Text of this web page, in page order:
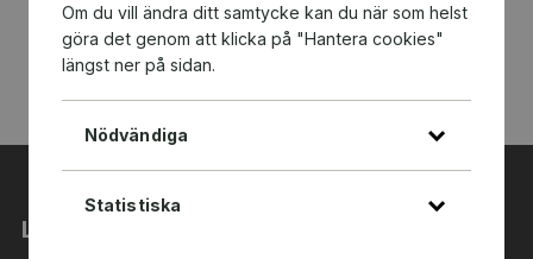
Om du vill ändra ditt samtycke kan du när som helst
göra det genom att klicka på "Hantera cookies"
längst ner på sidan.
Nödvändiga
Statistiska
Länkar